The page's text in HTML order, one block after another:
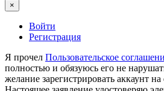
×
Войти
Регистрация
Я прочел Пользовательское
полностью и обязуюсь его не
желание зарегистрировать аккаунт